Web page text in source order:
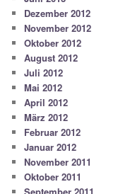
Dezember 2012
November 2012
Oktober 2012
August 2012
Juli 2012
Mai 2012
April 2012
März 2012
Februar 2012
Januar 2012
November 2011
Oktober 2011